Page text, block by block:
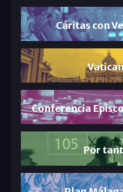
Cáritas con
Conferencia
Por